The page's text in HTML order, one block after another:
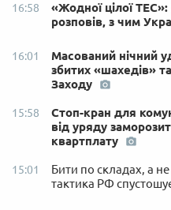
16:58
«Жодної цілої
розповів, з чим
16:01
Масований нічний
збитих «шахедів»
Заходу
15:58
Стоп-кран для
від уряду
квартплату
15:01
Бити по складах, а
тактика РФ